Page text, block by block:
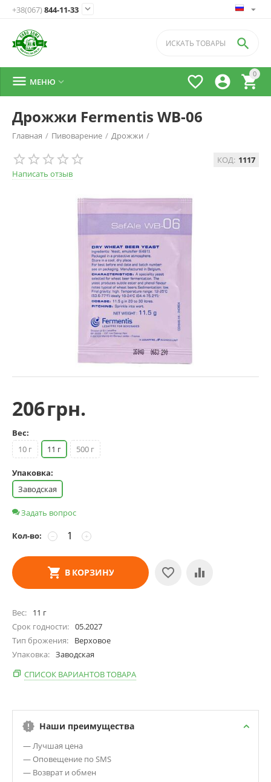
+38(067)844-11-33 
0




 МЕНЮ 
Дрожжи Fermentis WB-06
Главная / Пивоварение / Дрожжи /
Написать отзыв
КОД: 1117
206грн.
Вес:
10 г
11 г 500 г
Упаковка:
Заводская
Задать вопрос
Кол-во: +
−
В КОРЗИНУ
Вес
11 г
Срок годности
05.2027
Тип брожения
Верховое
Упаковка
Заводская
СПИСОК ВАРИАНТОВ ТОВАРА
Наши преимущества
— Лучшая цена
— Оповещение по SMS
— Возврат и обмен